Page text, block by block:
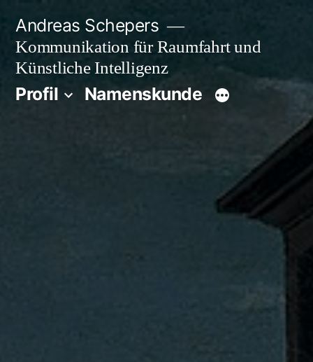
Inhalt
springen
Andreas Schepers
Kommunikation für Raumfahrt und
Künstliche Intelligenz
Profil Namenskunde